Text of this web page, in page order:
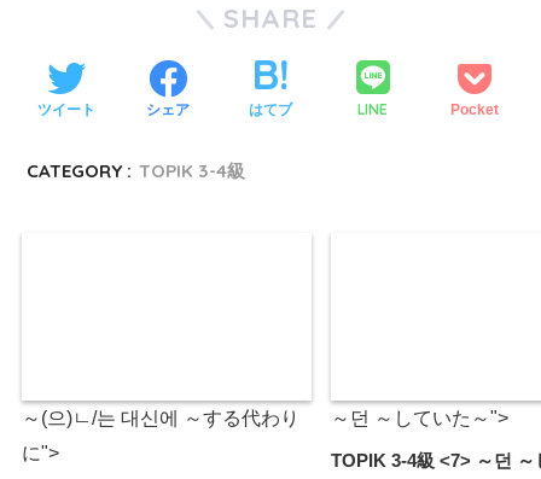
SHARE
ツイート シェア はてブ LINE Pocket
CATEGORY : TOPIK 3-4級
～(으)ㄴ/는 대신에 ～する代わり
に">
～던 ～していた～">
TOPIK 3-4級 <7> ～던 ～